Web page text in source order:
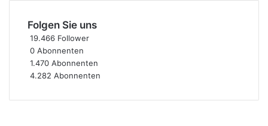
Folgen Sie uns
19.466 Follower
0 Abonnenten
1.470 Abonnenten
4.282 Abonnenten